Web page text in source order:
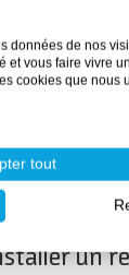
un
données de nos
et vous faire vivre
cookies que nous
tout